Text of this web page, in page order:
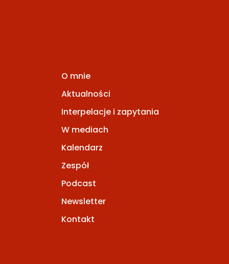
O mnie
Aktualności
Interpelacje i zapytania
W mediach
Kalendarz
Zespół
Podcast
Newsletter
Kontakt